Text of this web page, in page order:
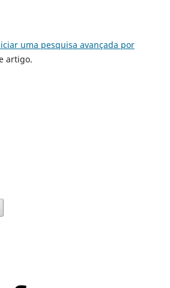
uma pesquisa avançada por
artigo.